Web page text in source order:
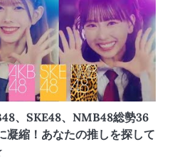
、SKE48、NMB48総勢36
凝縮！あなたの推しを探して